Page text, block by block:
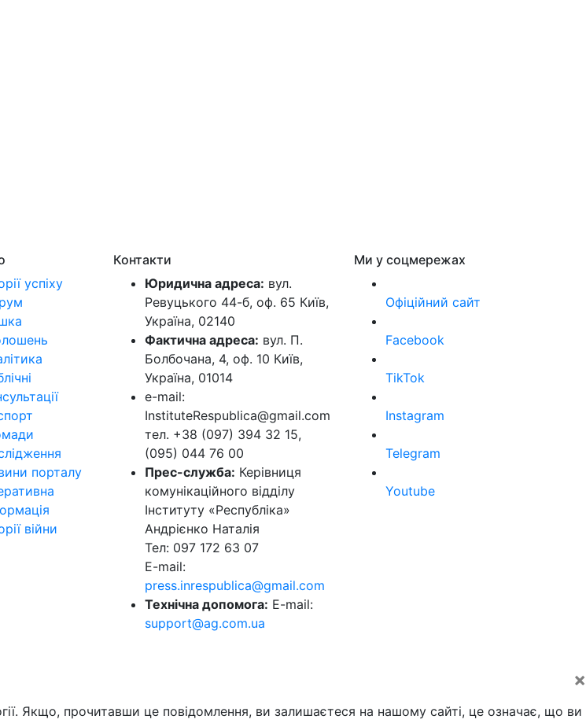
успіху
порталу
війни
Контакти
Юридична адреса: вул.
Ревуцького 44-б, оф. 65 Київ,
Україна, 02140
Фактична адреса: вул. П.
Болбочана, 4, оф. 10 Київ,
Україна, 01014
e-mail:
InstituteRespublica@gmail.com
тел. +38 (097) 394 32 15,
(095) 044 76 00
Прес-служба: Керівниця
комунікаційного відділу
Інституту «Республіка»
Андрієнко Наталія
Тел: 097 172 63 07
E-mail:
press.inrespublica@gmail.com
Технічна допомога: E-mail:
support@ag.com.ua
Ми у соцмережах
Офіційний сайт
Facebook
TikTok
Instagram
Telegram
Youtube
×
Якщо, прочитавши це повідомлення, ви залишаєтеся на нашому сайті, це означає, що ви